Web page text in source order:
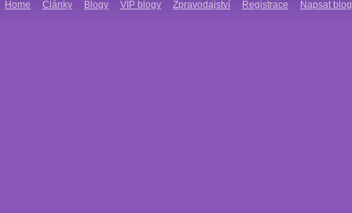
Home Články Blogy VIP blogy Zpravodajství Registrace Napsat blog